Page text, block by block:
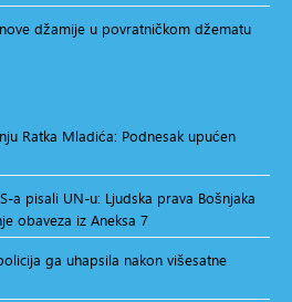
džamije u povratničkom džematu
Ratka Mladića: Podnesak upućen
a pisali UN-u: Ljudska prava Bošnjaka
obaveza iz Aneksa 7
ga uhapsila nakon višesatne